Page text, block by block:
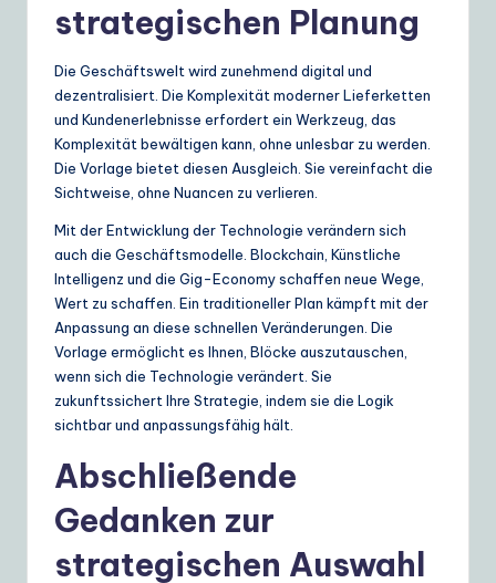
strategischen Planung
Die Geschäftswelt wird zunehmend digital und
dezentralisiert. Die Komplexität moderner Lieferketten
und Kundenerlebnisse erfordert ein Werkzeug, das
Komplexität bewältigen kann, ohne unlesbar zu werden.
Die Vorlage bietet diesen Ausgleich. Sie vereinfacht die
Sichtweise, ohne Nuancen zu verlieren.
Mit der Entwicklung der Technologie verändern sich
auch die Geschäftsmodelle. Blockchain, Künstliche
Intelligenz und die Gig-Economy schaffen neue Wege,
Wert zu schaffen. Ein traditioneller Plan kämpft mit der
Anpassung an diese schnellen Veränderungen. Die
Vorlage ermöglicht es Ihnen, Blöcke auszutauschen,
wenn sich die Technologie verändert. Sie
zukunftssichert Ihre Strategie, indem sie die Logik
sichtbar und anpassungsfähig hält.
Abschließende
Gedanken zur
strategischen Auswahl